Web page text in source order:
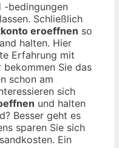
-bedingungen
Schließlich
eroeffnen so
halten. Hier
Erfahrung mit
bekommen Sie das
schon am
sich
und halten
Besser geht es
sparen Sie sich
Ein